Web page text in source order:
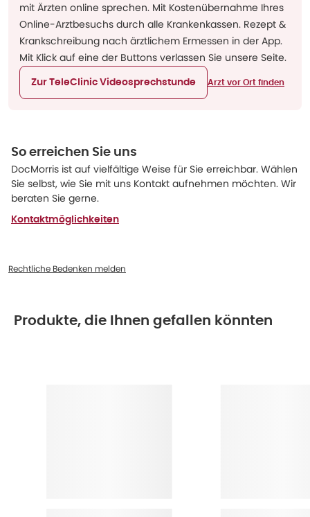
mit Ärzten online sprechen. Mit Kostenübernahme Ihres
Online-Arztbesuchs durch alle Krankenkassen. Rezept &
Krankschreibung nach ärztlichem Ermessen in der App.
Mit Klick auf eine der Buttons verlassen Sie unsere Seite.
Zur TeleClinic Videosprechstunde Arzt vor Ort finden
So erreichen Sie uns
DocMorris ist auf vielfältige Weise für Sie erreichbar. Wählen
Sie selbst, wie Sie mit uns Kontakt aufnehmen möchten. Wir
beraten Sie gerne.
Kontaktmöglichkeiten
Rechtliche Bedenken melden
Produkte, die Ihnen gefallen könnten